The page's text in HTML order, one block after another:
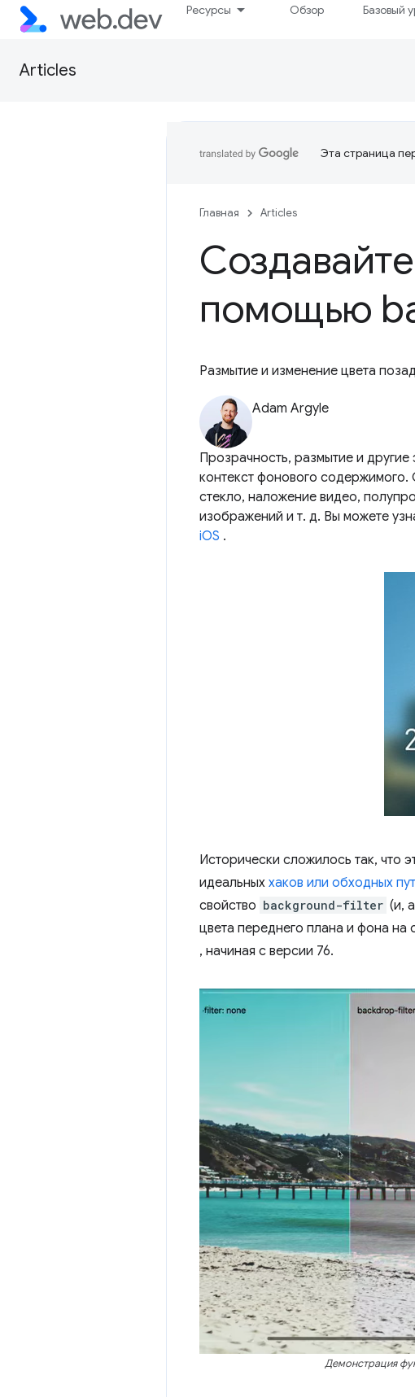
Ресурсы Обзор Базовый
Articles
Эта страница
Главная Articles
помощью
Размытие и изменение цвета
Adam Argyle
Прозрачность, размытие и
контекст фонового
стекло, наложение видео,
изображений и т. д. Вы можете
iOS .
Исторически сложилось так, что
идеальных хаков или обходных
свойство background-filter (и,
цвета переднего плана и фона
, начиная с версии 76.
Демонстрация